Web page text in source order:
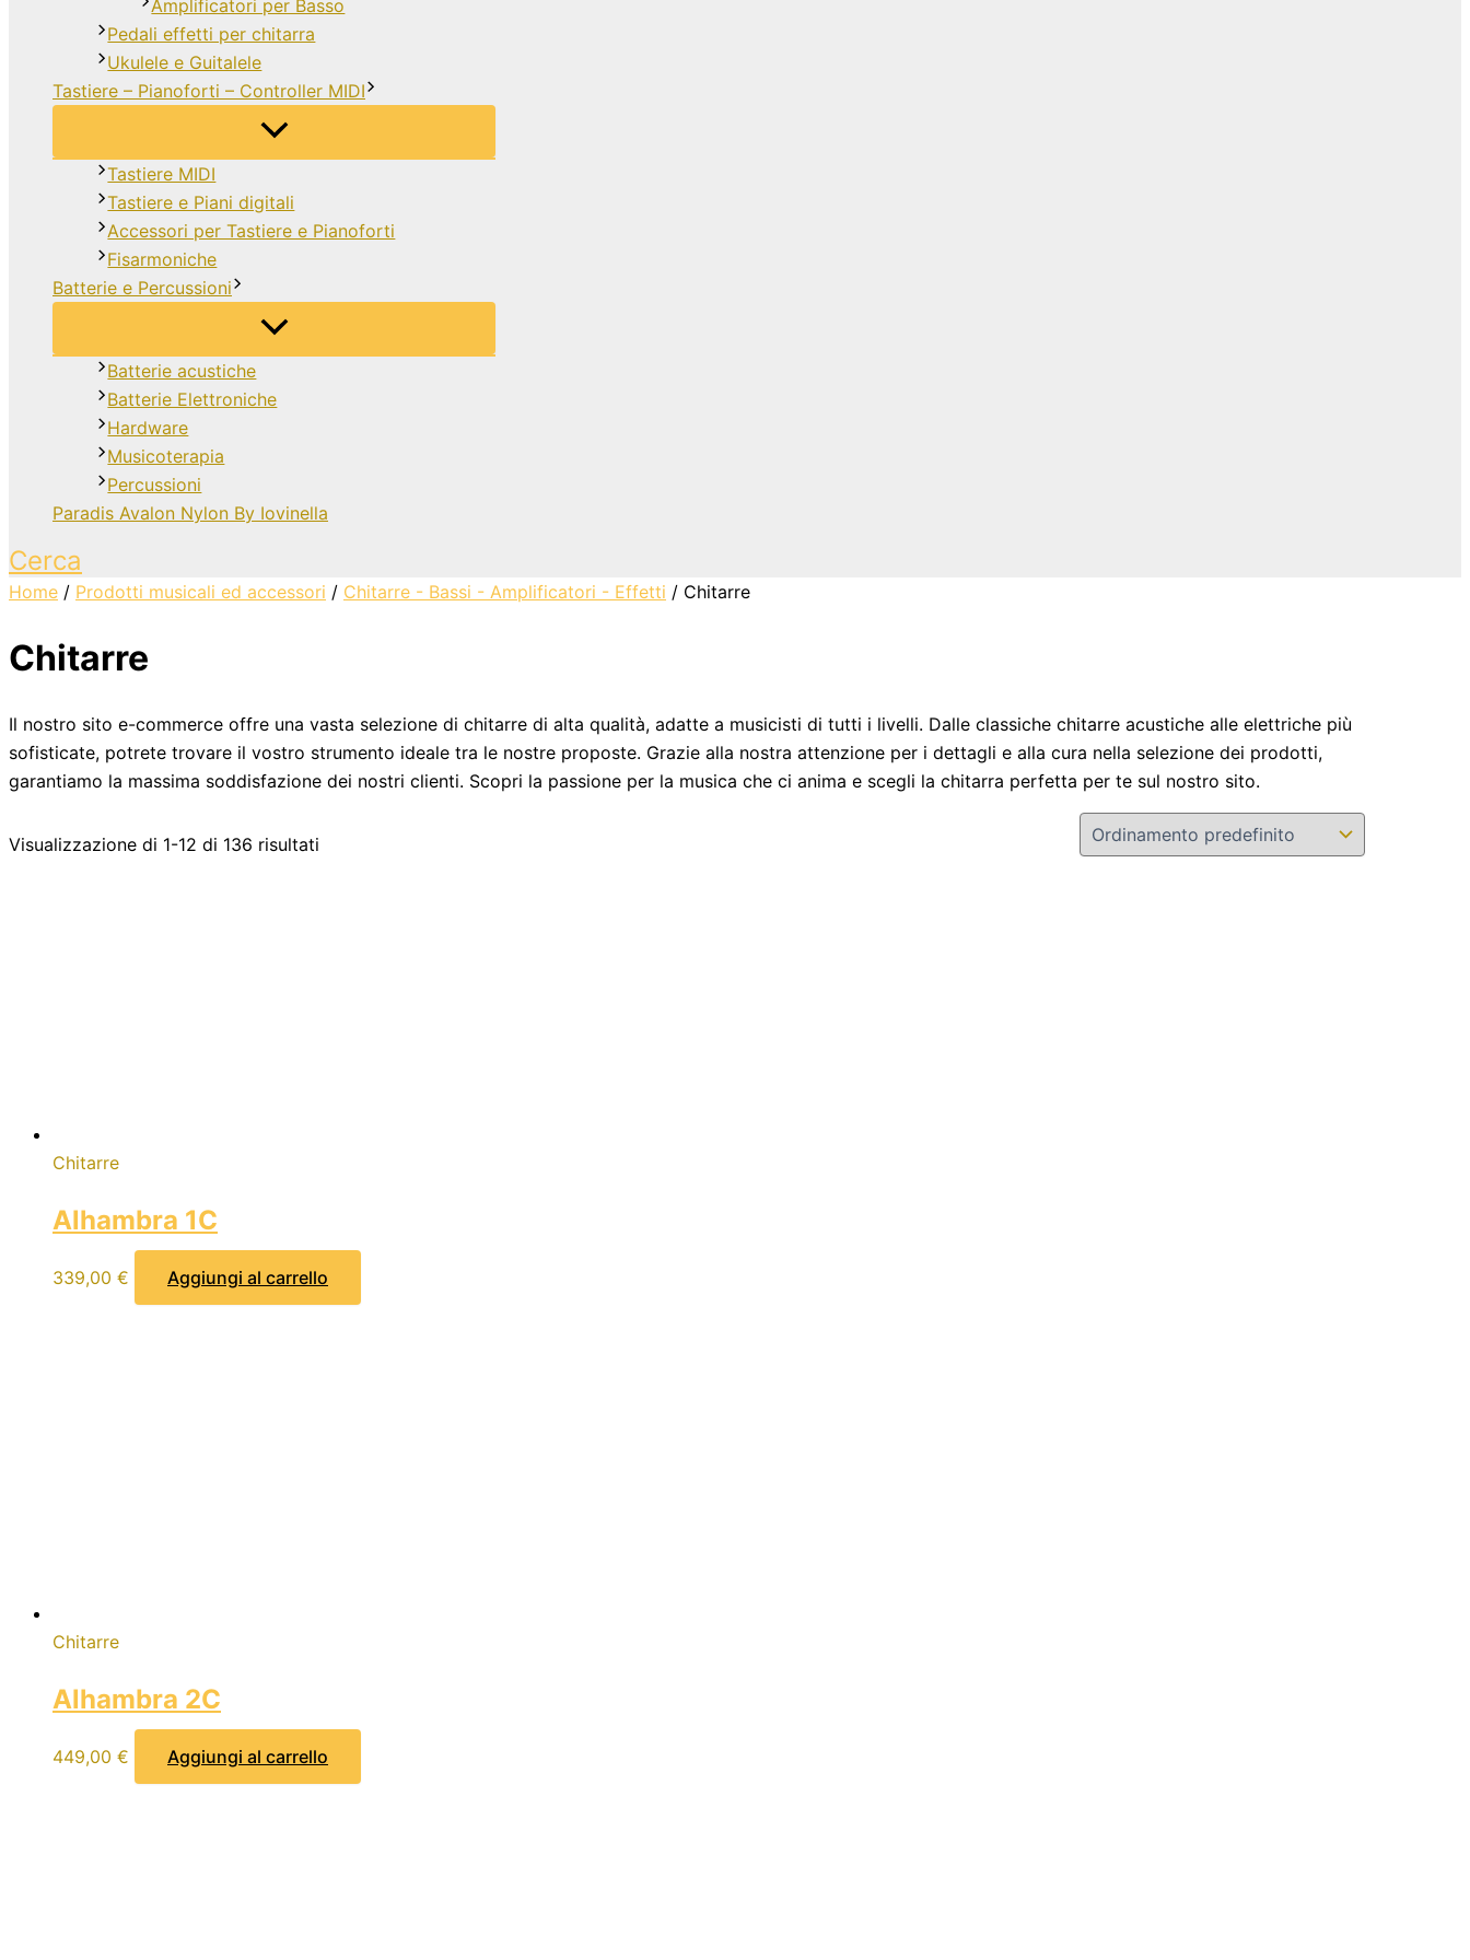
Amplificatori per Basso
Pedali effetti per chitarra
Ukulele e Guitalele
Tastiere – Pianoforti – Controller MIDI
Tastiere MIDI
Tastiere e Piani digitali
Accessori per Tastiere e Pianoforti
Fisarmoniche
Batterie e Percussioni
Batterie acustiche
Batterie Elettroniche
Hardware
Musicoterapia
Percussioni
Paradis Avalon Nylon By Iovinella
Cerca
Home / Prodotti musicali ed accessori / Chitarre - Bassi - Amplificatori - Effetti / Chitarre
Chitarre
Il nostro sito e-commerce offre una vasta selezione di chitarre di alta qualità, adatte a musicisti di tutti i livelli. Dalle classiche chitarre acustiche alle elettriche più
sofisticate, potrete trovare il vostro strumento ideale tra le nostre proposte. Grazie alla nostra attenzione per i dettagli e alla cura nella selezione dei prodotti,
garantiamo la massima soddisfazione dei nostri clienti. Scopri la passione per la musica che ci anima e scegli la chitarra perfetta per te sul nostro sito.
Visualizzazione di 1-12 di 136 risultati
Chitarre
Alhambra 1C
339,00 € Aggiungi al carrello
Chitarre
Alhambra 2C
449,00 € Aggiungi al carrello